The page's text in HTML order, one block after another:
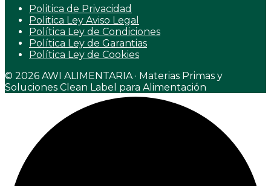
Politica de Privacidad
Politica Ley Aviso Legal
Política Ley de Condiciones
Política Ley de Garantias
Política Ley de Cookies
© 2026 AWI ALIMENTARIA · Materias Primas y
Soluciones Clean Label para Alimentación